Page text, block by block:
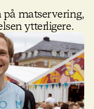
på matservering,
ytterligere.